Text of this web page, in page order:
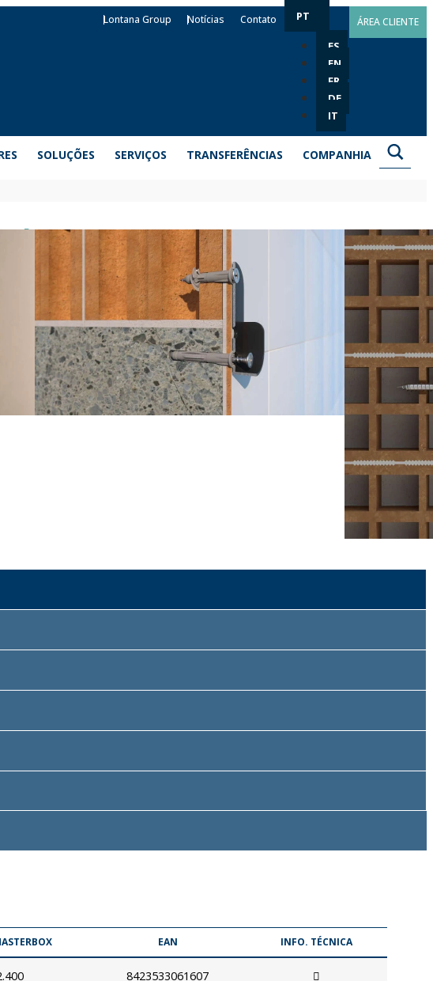
Lontana Group Notícias Contato PT
ES
EN
FR
DE
IT
ÁREA CLIENTE
SOLUÇÕES SERVIÇOS TRANSFERÊNCIAS COMPANHIA
MEDU
e ocos. Pode ser utilizada com parafusos ou cavilhas para fixar
Incorpora um colar para evitar que a cavilha penetre
Cavilha para nós, com aletas anti-rotação que impedem o
nó. É fabricada em polipropileno.
EAN INFO. TÉCNICA
8423533061607